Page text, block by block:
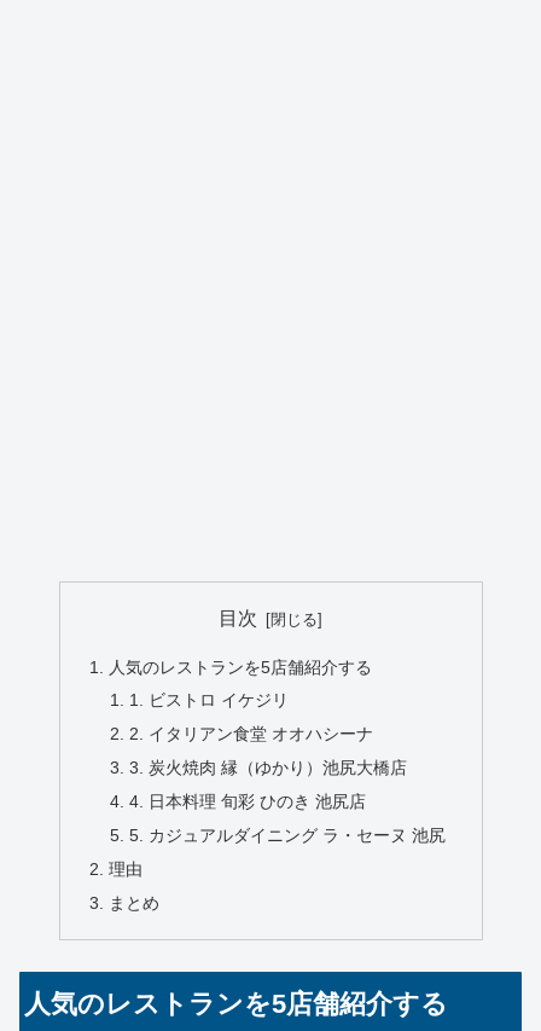
目次
人気のレストランを5店舗紹介する
1. ビストロ イケジリ
2. イタリアン食堂 オオハシーナ
3. 炭火焼肉 縁（ゆかり）池尻大橋店
4. 日本料理 旬彩 ひのき 池尻店
5. カジュアルダイニング ラ・セーヌ 池尻
理由
まとめ
人気のレストランを5店舗紹介する